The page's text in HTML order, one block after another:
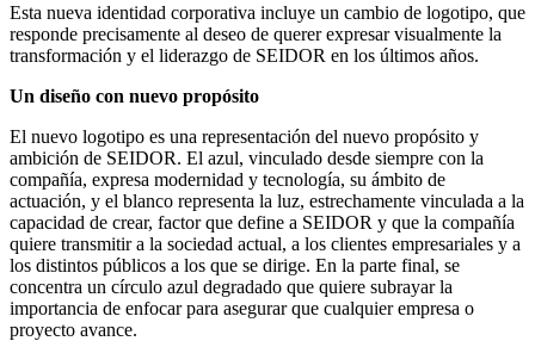
Esta nueva identidad corporativa incluye un cambio de logotipo, que
responde precisamente al deseo de querer expresar visualmente la
transformación y el liderazgo de SEIDOR en los últimos años.
Un diseño con nuevo propósito
El nuevo logotipo es una representación del nuevo propósito y
ambición de SEIDOR. El azul, vinculado desde siempre con la
compañía, expresa modernidad y tecnología, su ámbito de
actuación, y el blanco representa la luz, estrechamente vinculada a la
capacidad de crear, factor que define a SEIDOR y que la compañía
quiere transmitir a la sociedad actual, a los clientes empresariales y a
los distintos públicos a los que se dirige. En la parte final, se
concentra un círculo azul degradado que quiere subrayar la
importancia de enfocar para asegurar que cualquier empresa o
proyecto avance.